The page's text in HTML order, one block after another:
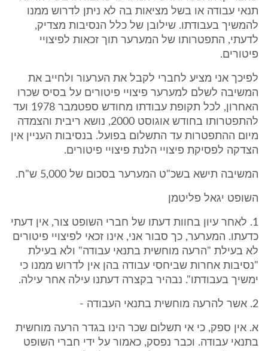
תנאי עבודה או בשל מציאות בה לא ניתן לדרוש ממנו
להמשיך בעבודתו. שילובן של כלל הנסיבות מצדיק,
לדעתי, התפטרותו של המערער תוך זכאות לפיצויי
פיטורים.
לפיכך אני מציע לחברי לקבל את הערעור ולחייב את
המשיבה לשלם למערער פיצויי פיטורים על בסיס שכרו
האחרון, לכל תקופת עבודתו מחודש ספטמבר 1978 ועד
להתפטרותו בחודש אוגוסט 2000, נושא ריבית והצמדה
מיום ההתפטרות עד התשלום בפועל. בנסיבות העניין אין
הצדקה לפסיקת פיצויי הלנת פיצויי פיטורים.
המשיבה תישא בשכ"ט המערער בסכום של 5,000 ש"ח.
השופט יגאל פליטמן
1. לאחר עיון בחוות דעתו של חברי השופט צור, אין דעתי
כדעתו. המערער, כך סבור אני, אינו זכאי לפיצויי פיטורים
לא בעילת "הרעה מוחשית בתנאי עבודה" ולא בעילת
"נסיבות אחרות שביחסי עבודה בהן אין לדרוש ממנו כי
ימשיך בעבודתו". נבהיר בקצרה דעתנו עילה אחר עילה.
2. אשר להרעה מוחשית בתנאי העבודה -
א. אין ספק, כי אי תשלום שכר הינו בגדר הרעה מוחשית
בתנאי עבודה. וכבר נפסק, כאמור על ידי חברי השופט